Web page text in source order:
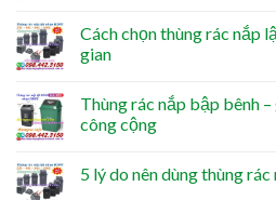
Cách chọn thùng rác nắp
gian
Thùng rác nắp bập bênh
công cộng
5 lý do nên dùng thùng